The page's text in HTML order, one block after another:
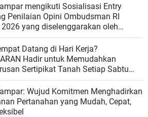
mengikuti Sosialisasi Entry
Penilaian Opini Ombudsman RI
yang diselenggarakan oleh
RI
Datang di Hari Kerja?
Hadir untuk Memudahkan
Sertipikat Tanah Setiap Sabtu
Wujud Komitmen Menghadirkan
Pertanahan yang Mudah, Cepat,